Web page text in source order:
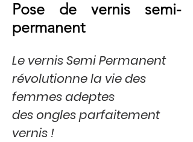
Pose de vernis semi-
permanent
Le vernis Semi Permanent
révolutionne la vie des
femmes adeptes
des ongles parfaitement
vernis !